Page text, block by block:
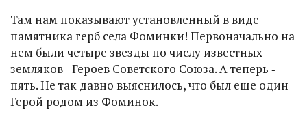
Там нам показывают установленный в виде
памятника герб села Фоминки! Первоначально на
нем были четыре звезды по числу известных
земляков - Героев Советского Союза. А теперь ‑
пять. Не так давно выяснилось, что был еще один
Герой родом из Фоминок.